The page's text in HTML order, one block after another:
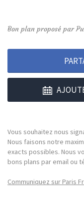
Bon plan proposé par
Vous souhaitez nous
Nous faisons notre
exacts possibles. Nous
bons plans par email ou
Communiquez sur Paris